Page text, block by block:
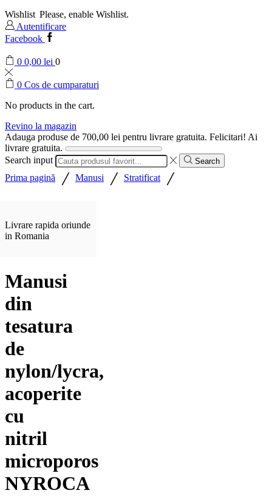
Wishlist Please, enable Wishlist.
Autentificare
Facebook
0 0,00 lei 0
0 Cos de cumparaturi
No products in the cart.
Revino la magazin
Adauga produse de 700,00 lei pentru livrare gratuita. Felicitari! Ai
livrare gratuita.
Search input
Search
Prima pagină / Manusi / Stratificat /
Livrare rapida oriunde
in Romania
Manusi
din
tesatura
de
nylon/lycra,
acoperite
cu
nitril
microporos
NYROCA